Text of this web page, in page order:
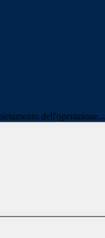
dell'operazione...